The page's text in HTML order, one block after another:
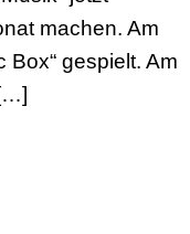
machen. Am
Box“ gespielt. Am